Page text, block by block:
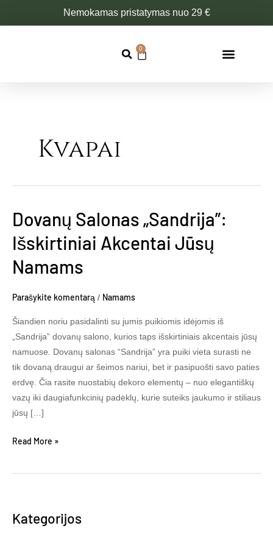
Nemokamas pristatymas nuo 29 €
0
Cart
Kvapai
Dovanų Salonas „Sandrija”:
Išskirtiniai Akcentai Jūsų
Namams
Parašykite komentarą / Namams
Šiandien noriu pasidalinti su jumis puikiomis idėjomis iš
„Sandrija” dovanų salono, kurios taps išskirtiniais akcentais jūsų
namuose. Dovanų salonas “Sandrija” yra puiki vieta surasti ne
tik dovaną draugui ar šeimos nariui, bet ir pasipuošti savo paties
erdvę. Čia rasite nuostabių dekoro elementų – nuo elegantiškų
vazų iki daugiafunkcinių padėklų, kurie suteiks jaukumo ir stiliaus
jūsų […]
Dovanų
Salonas
„Sandrija”:
Išskirtiniai
Akcentai
Namams
Read More »
Kategorijos